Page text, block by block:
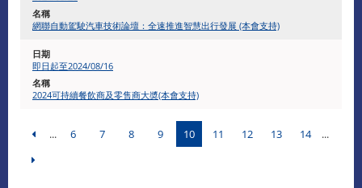
網聯自動駕駛汽車技術論壇：全速推進智慧出行發展 (本會支持)
即日起至2024/08/16
2024可持續餐飲商及零售商大奬(本會支持)
... 6 7 8 9 10 11 12 13 14 ...